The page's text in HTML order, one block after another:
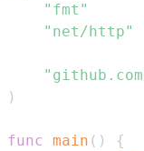
"fmt"
"net/http"
)
func main ( )
{